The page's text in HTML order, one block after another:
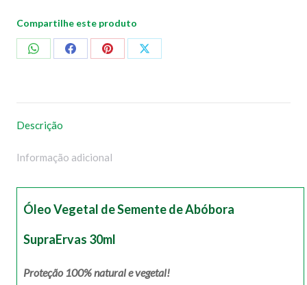
Compartilhe este produto
CompartilharCompartilharCompartilharCompartilhar
Descrição
Informação adicional
Óleo Vegetal de Semente de Abóbora
SupraErvas 30ml
Proteção 100% natural e vegetal!